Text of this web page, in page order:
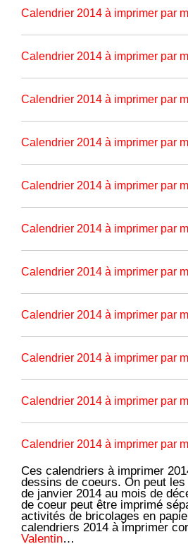
Calendrier 2014 à imprimer par
Calendrier 2014 à imprimer par
Calendrier 2014 à imprimer par
Calendrier 2014 à imprimer par
Calendrier 2014 à imprimer par
Calendrier 2014 à imprimer par
Calendrier 2014 à imprimer par
Calendrier 2014 à imprimer par
Calendrier 2014 à imprimer par
Calendrier 2014 à imprimer par
Calendrier 2014 à imprimer par
Ces calendriers à imprimer
dessins de coeurs. On peut
de janvier 2014 au mois de
de coeur peut être imprimé
activités de bricolages en
calendriers 2014 à imprimer
Valentin…